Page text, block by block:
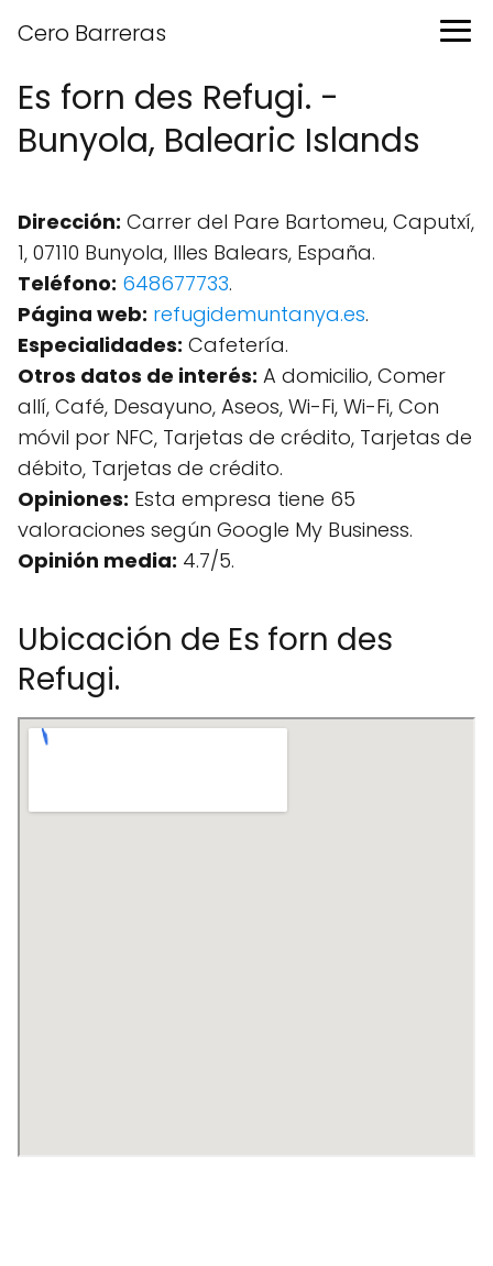
Cero Barreras
Es forn des Refugi. -
Bunyola, Balearic Islands
Dirección: Carrer del Pare Bartomeu, Caputxí,
1, 07110 Bunyola, Illes Balears, España.
Teléfono: 648677733.
Página web: refugidemuntanya.es.
Especialidades: Cafetería.
Otros datos de interés: A domicilio, Comer
allí, Café, Desayuno, Aseos, Wi-Fi, Wi-Fi, Con
móvil por NFC, Tarjetas de crédito, Tarjetas de
débito, Tarjetas de crédito.
Opiniones: Esta empresa tiene 65
valoraciones según Google My Business.
Opinión media: 4.7/5.
Ubicación de Es forn des
Refugi.